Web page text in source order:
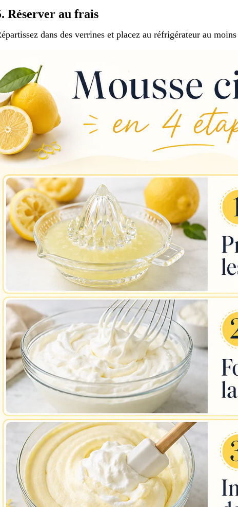
Réserver au frais
dans des verrines et placez au réfrigérateur au